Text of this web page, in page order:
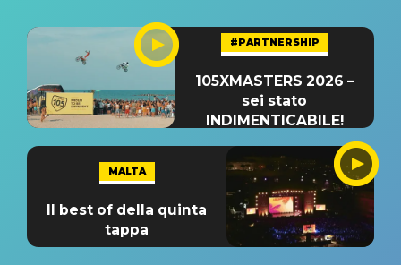
#PARTNERSHIP
105XMASTERS 2026 –
sei stato
INDIMENTICABILE!
MALTA
Il best of della quinta
tappa